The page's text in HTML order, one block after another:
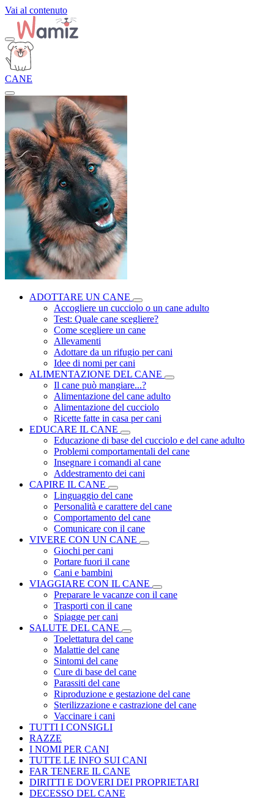
Vai al contenuto
CANE
ADOTTARE UN CANE
Accogliere un cucciolo o un cane adulto
Test: Quale cane scegliere?
Come scegliere un cane
Allevamenti
Adottare da un rifugio per cani
Idee di nomi per cani
ALIMENTAZIONE DEL CANE
Il cane può mangiare...?
Alimentazione del cane adulto
Alimentazione del cucciolo
Ricette fatte in casa per cani
EDUCARE IL CANE
Educazione di base del cucciolo e del cane adulto
Problemi comportamentali del cane
Insegnare i comandi al cane
Addestramento dei cani
CAPIRE IL CANE
Linguaggio del cane
Personalità e carattere del cane
Comportamento del cane
Comunicare con il cane
VIVERE CON UN CANE
Giochi per cani
Portare fuori il cane
Cani e bambini
VIAGGIARE CON IL CANE
Preparare le vacanze con il cane
Trasporti con il cane
Spiagge per cani
SALUTE DEL CANE
Toelettatura del cane
Malattie del cane
Sintomi del cane
Cure di base del cane
Parassiti del cane
Riproduzione e gestazione del cane
Sterilizzazione e castrazione del cane
Vaccinare i cani
TUTTI I CONSIGLI
RAZZE
I NOMI PER CANI
TUTTE LE INFO SUI CANI
FAR TENERE IL CANE
DIRITTI E DOVERI DEI PROPRIETARI
DECESSO DEL CANE